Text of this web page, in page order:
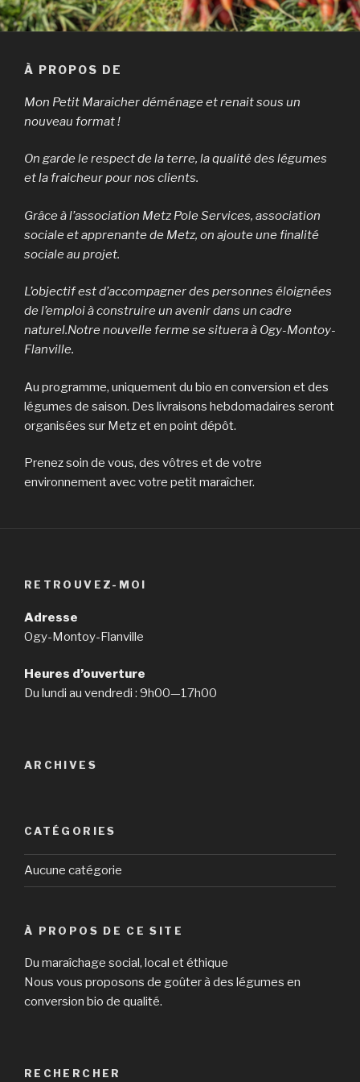
À PROPOS DE
Mon Petit Maraicher déménage et renait sous un
nouveau format !
On garde le respect de la terre, la qualité des légumes
et la fraicheur pour nos clients.
Grâce à l’association Metz Pole Services, association
sociale et apprenante de Metz, on ajoute une finalité
sociale au projet.
L’objectif est d’accompagner des personnes éloignées
de l’emploi à construire un avenir dans un cadre
naturel.Notre nouvelle ferme se situera à Ogy-Montoy-
Flanville.
Au programme, uniquement du bio en conversion et des
légumes de saison. Des livraisons hebdomadaires seront
organisées sur Metz et en point dépôt.
Prenez soin de vous, des vôtres et de votre
environnement avec votre petit maraîcher.
RETROUVEZ-MOI
Adresse
Ogy-Montoy-Flanville
Heures d’ouverture
Du lundi au vendredi : 9h00—17h00
ARCHIVES
CATÉGORIES
Aucune catégorie
À PROPOS DE CE SITE
Du maraîchage social, local et éthique
Nous vous proposons de goûter à des légumes en
conversion bio de qualité.
RECHERCHER